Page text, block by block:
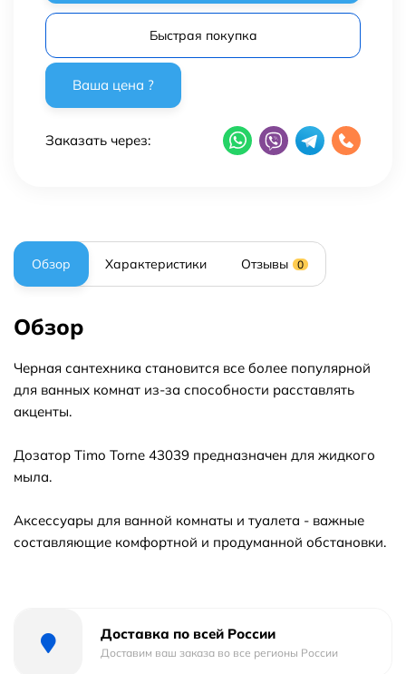
Быстрая покупка
Заказать через:
Обзор Характеристики Отзывы 0
Обзор
Черная сантехника становится все более популярной
для ванных комнат из-за способности расставлять
акценты.
Дозатор Timo Torne 43039 предназначен для жидкого
мыла.
Аксессуары для ванной комнаты и туалета - важные
составляющие комфортной и продуманной обстановки.
Доставка по всей России
Доставим ваш заказа во все регионы России